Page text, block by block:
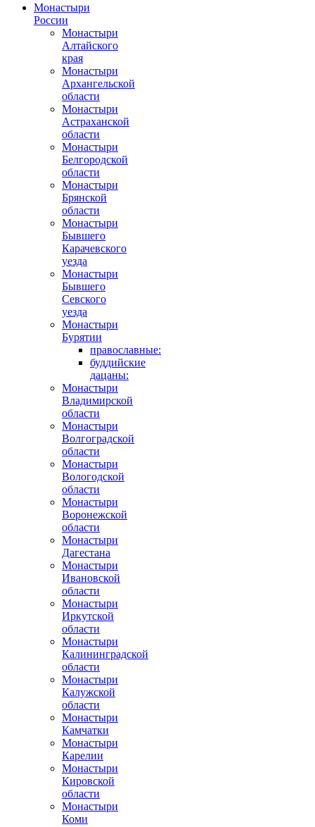
Монастыри
России
Монастыри
Алтайского
края
Монастыри
Архангельской
области
Монастыри
Астраханской
области
Монастыри
Белгородской
области
Монастыри
Брянской
области
Монастыри
Бывшего
Карачевского
уезда
Монастыри
Бывшего
Севского
уезда
Монастыри
Бурятии
православные:
буддийские
дацаны:
Монастыри
Владимирской
области
Монастыри
Волгоградской
области
Монастыри
Вологодской
области
Монастыри
Воронежской
области
Монастыри
Дагестана
Монастыри
Ивановской
области
Монастыри
Иркутской
области
Монастыри
Калининградской
области
Монастыри
Калужской
области
Монастыри
Камчатки
Монастыри
Карелии
Монастыри
Кировской
области
Монастыри
Коми